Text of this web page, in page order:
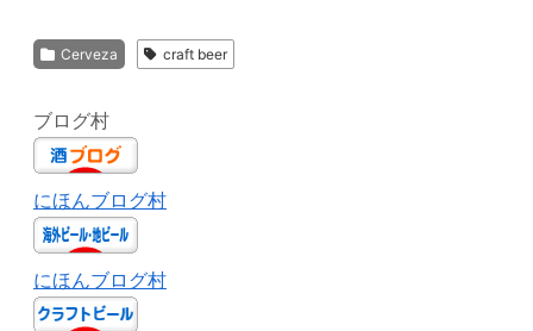
Cerveza craft beer
ブログ村
にほんブログ村
にほんブログ村